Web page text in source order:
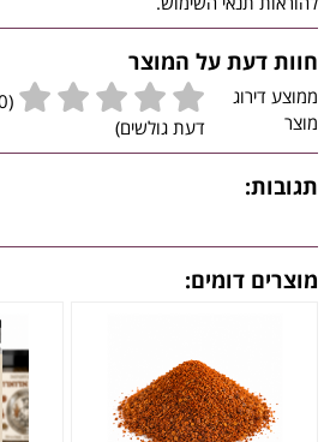
חוות דעת על המוצר
ממוצע דירוג
מוצר
דעת גולשים)
תגובות:
מוצרים דומים: